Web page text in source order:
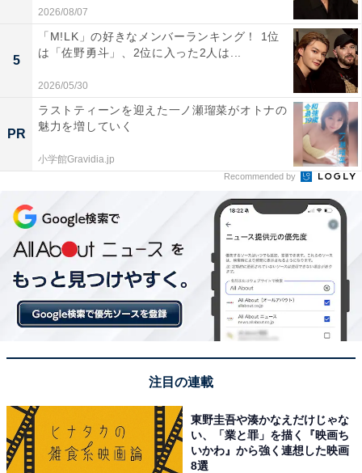
※回答コメントは原文ママです
次ページ
7位までの全ランキング結果を見
こちらもおすすめ
子どもを進学させたい九州・沖縄の国立大学ラ
ンキング！ 1位「九州大学」、2位は？
2026/08/07
5
「M!LK」の好きなメンバーランキング！ 1位
は「佐野勇斗」、2位に入った2人は...
2026/05/30
PR
ラストティーンを迎えた一ノ瀬瑠菜がオトナの
魅力を増していく
小学館Gravidia.jp
Recommended by
注目の連載
東野圭吾や湊かなえだけじゃな
い、「業と罪」を描く『映画ち
いかわ』から強く連想した映画
8選